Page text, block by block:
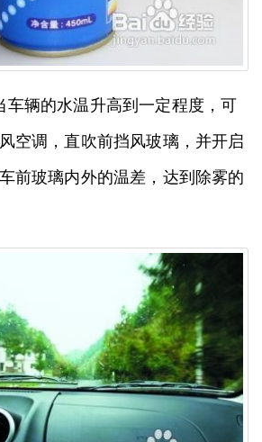
车辆的水温升高到一定程度，可
空调，直吹前挡风玻璃，并开启
前玻璃内外的温差，达到除雾的